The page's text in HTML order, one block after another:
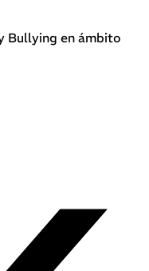
Bullying en ámbito